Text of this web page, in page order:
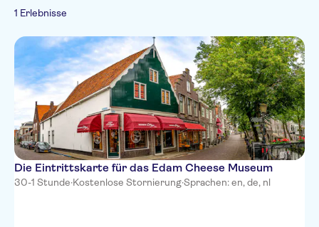
1 Erlebnisse
Die Eintrittskarte für das Edam Cheese Museum
30-1 Stunde·Kostenlose Stornierung·Sprachen: en, de, nl